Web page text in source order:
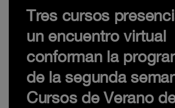
Tres cursos
un encuentro virtual
conforman la
de la segunda
Cursos de Verano